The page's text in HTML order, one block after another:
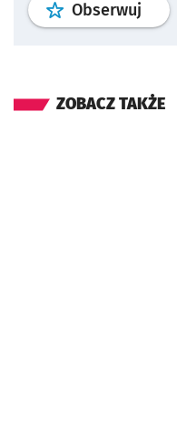
Obserwuj profil
ZOBACZ TAKŻE